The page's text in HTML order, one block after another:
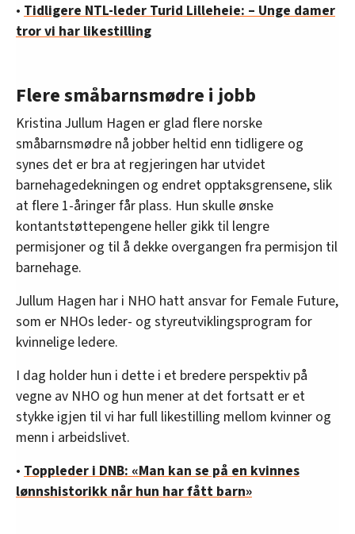
• Tidligere NTL-leder Turid Lilleheie: – Unge damer
tror vi har likestilling
Flere småbarnsmødre i jobb
Kristina Jullum Hagen er glad flere norske
småbarnsmødre nå jobber heltid enn tidligere og
synes det er bra at regjeringen har utvidet
barnehagedekningen og endret opptaksgrensene, slik
at flere 1-åringer får plass. Hun skulle ønske
kontantstøttepengene heller gikk til lengre
permisjoner og til å dekke overgangen fra permisjon til
barnehage.
Jullum Hagen har i NHO hatt ansvar for Female Future,
som er NHOs leder- og styreutviklingsprogram for
kvinnelige ledere.
I dag holder hun i dette i et bredere perspektiv på
vegne av NHO og hun mener at det fortsatt er et
stykke igjen til vi har full likestilling mellom kvinner og
menn i arbeidslivet.
• Toppleder i DNB: «Man kan se på en kvinnes
lønnshistorikk når hun har fått barn»